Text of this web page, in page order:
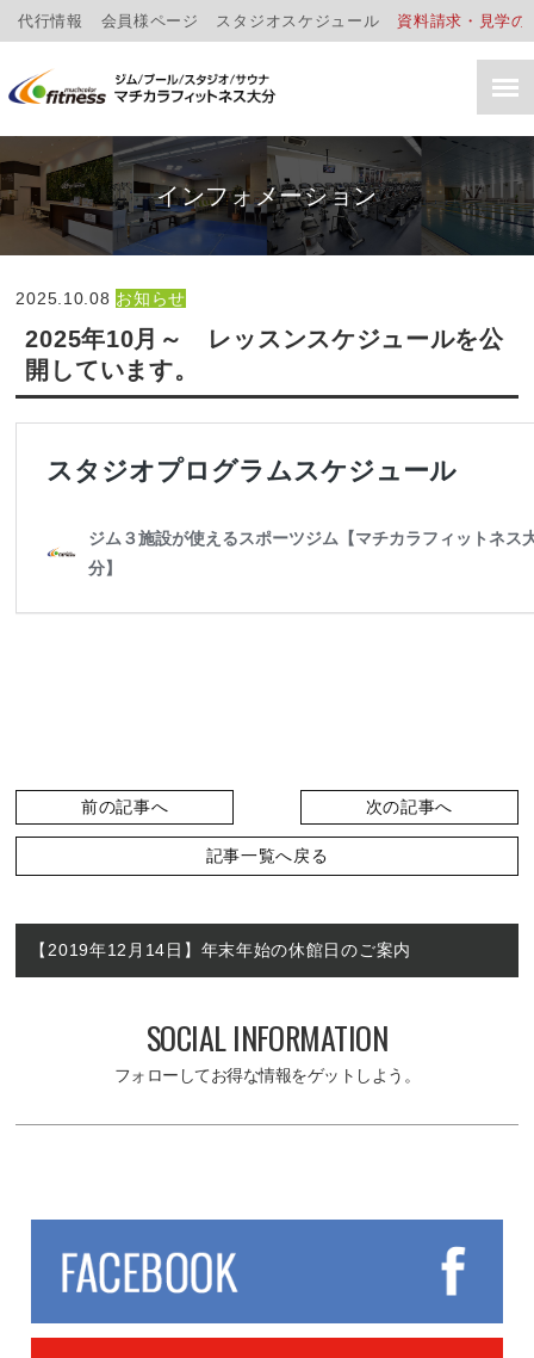
代行情報 会員様ページ スタジオスケジュール 資料請求・見学の
インフォメーション
2025.10.08 お知らせ
2025年10月～ レッスンスケジュールを公
開しています。
前の記事へ 次の記事へ
記事一覧へ戻る
【2019年12月14日】年末年始の休館日のご案内
SOCIAL INFORMATION
フォローしてお得な情報をゲットしよう。